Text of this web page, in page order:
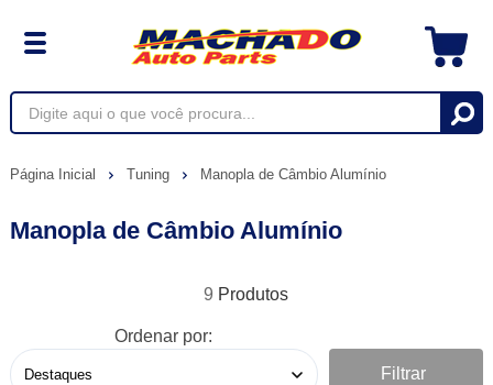
Página Inicial Tuning Manopla de Câmbio Alumínio
Manopla de Câmbio Alumínio
9
Ordenar por:
Filtrar